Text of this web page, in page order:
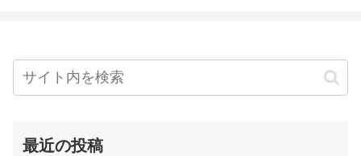
最近の投稿